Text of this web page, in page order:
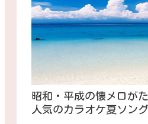
昭和・平成の懐メロが
人気のカラオケ夏ソング